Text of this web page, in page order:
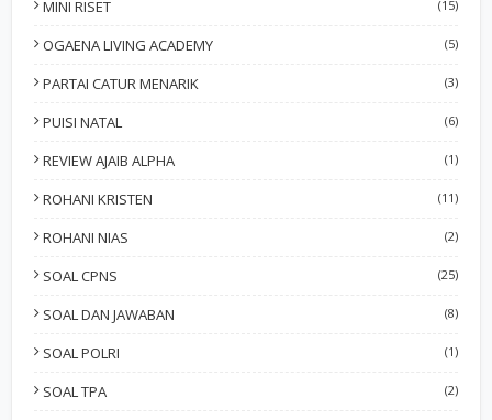
MINI RISET (15)
OGAENA LIVING ACADEMY (5)
PARTAI CATUR MENARIK (3)
PUISI NATAL (6)
REVIEW AJAIB ALPHA (1)
ROHANI KRISTEN (11)
ROHANI NIAS (2)
SOAL CPNS (25)
SOAL DAN JAWABAN (8)
SOAL POLRI (1)
SOAL TPA (2)